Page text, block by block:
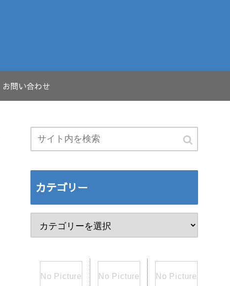
お問い合わせ
カテゴリー